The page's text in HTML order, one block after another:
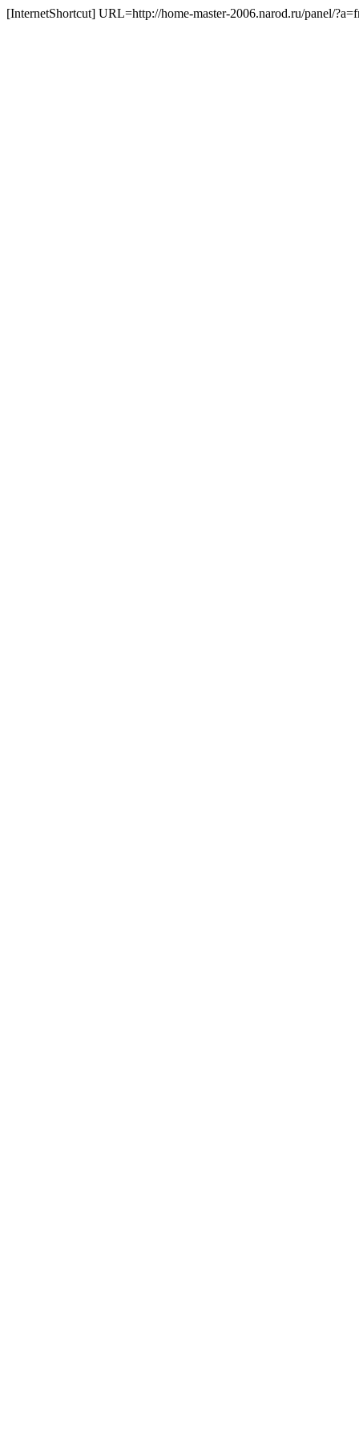
[InternetShortcut] URL=http://home-master-2006.narod.ru/panel/